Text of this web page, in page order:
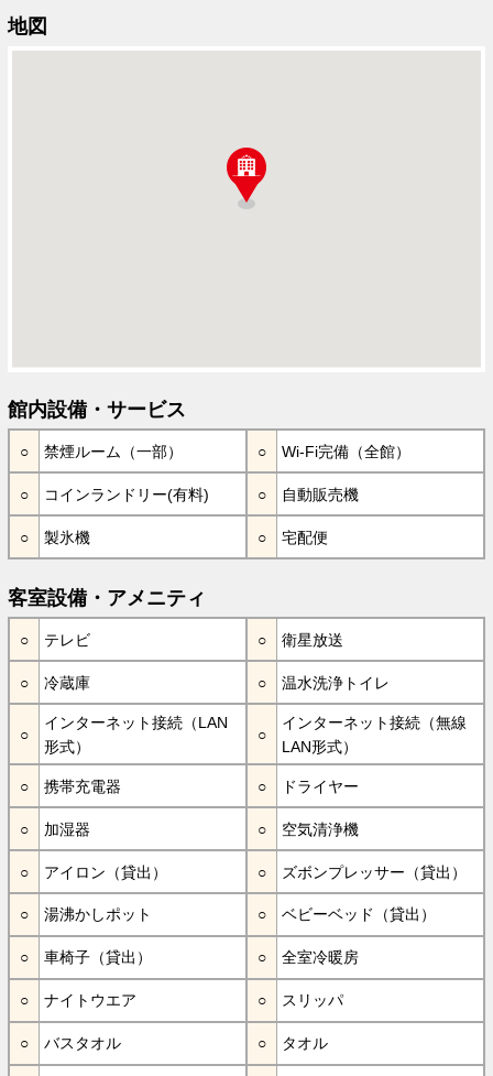
地図
館内設備・サービス
禁煙ルーム（一部） Wi-Fi完備（全館）
コインランドリー(有料) 自動販売機
製氷機 宅配便
客室設備・アメニティ
テレビ 衛星放送
冷蔵庫 温水洗浄トイレ
インターネット接続（LAN
形式）
インターネット接続（無線
LAN形式）
携帯充電器 ドライヤー
加湿器 空気清浄機
アイロン（貸出） ズボンプレッサー（貸出）
湯沸かしポット ベビーベッド（貸出）
車椅子（貸出） 全室冷暖房
ナイトウエア スリッパ
バスタオル タオル